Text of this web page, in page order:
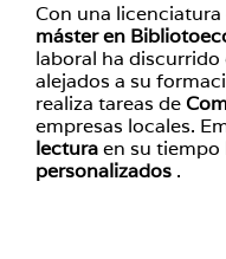
Con una licenciatura
máster en
laboral ha
alejados a su
realiza tareas de
empresas locales.
lecturaen su tiempo
personalizados .